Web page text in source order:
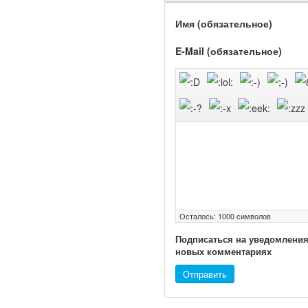
Имя (обязательное)
E-Mail (обязательное)
Осталось: 1000символов
Подписаться на
новых комментариях
Отправить